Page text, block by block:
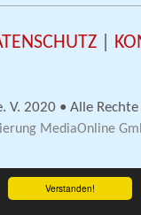
Verstanden!
V. 2020 • Alle
MediaOnline